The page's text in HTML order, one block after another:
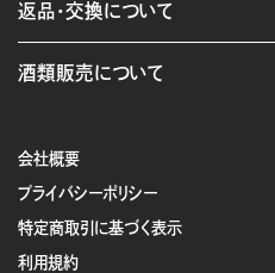
会社概要
プライバシーポリシー
特定商取引に基づく表示
利用規約
返品・交換について
酒類販売について